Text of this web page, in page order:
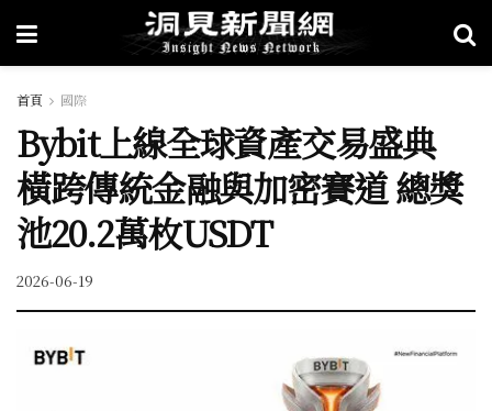
首頁 國際
Bybit上線全球資產交易盛典
橫跨傳統金融與加密賽道 總獎
池20.2萬枚USDT
2026-06-19